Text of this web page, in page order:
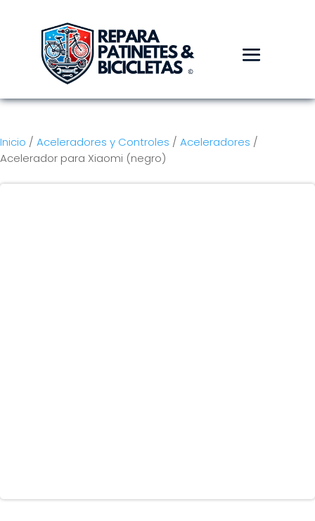
Inicio / Aceleradores y Controles / Aceleradores /
Acelerador para Xiaomi (negro)